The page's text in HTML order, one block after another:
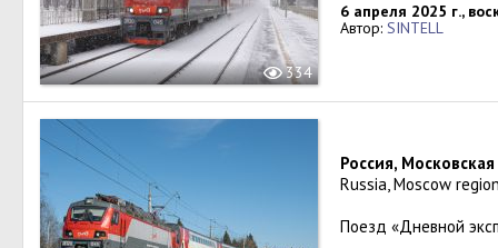
334
6 апреля 2025 г.,
Автор: SINTELL
Россия,
Russia, Moscow
Поезд «Дневной